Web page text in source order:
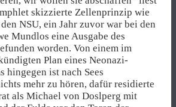
skizzierte Zellenprinzip wie
NSU, ein Jahr zuvor war bei den
Mundlos eine Ausgabe des
worden. Von einem im
Plan eines Neonazi-
hingegen ist nach Sees
mehr zu hören, dafür residierte
als Michael von Doslperg mit